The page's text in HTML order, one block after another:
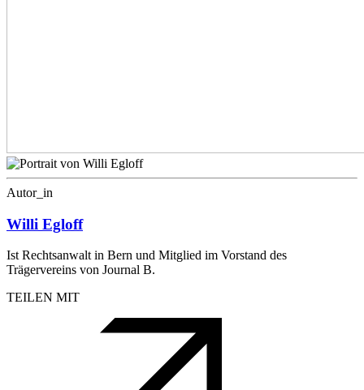
Autor_in
Willi Egloff
Ist Rechtsanwalt in Bern und Mitglied im Vorstand des
Trägervereins von Journal B.
TEILEN MIT